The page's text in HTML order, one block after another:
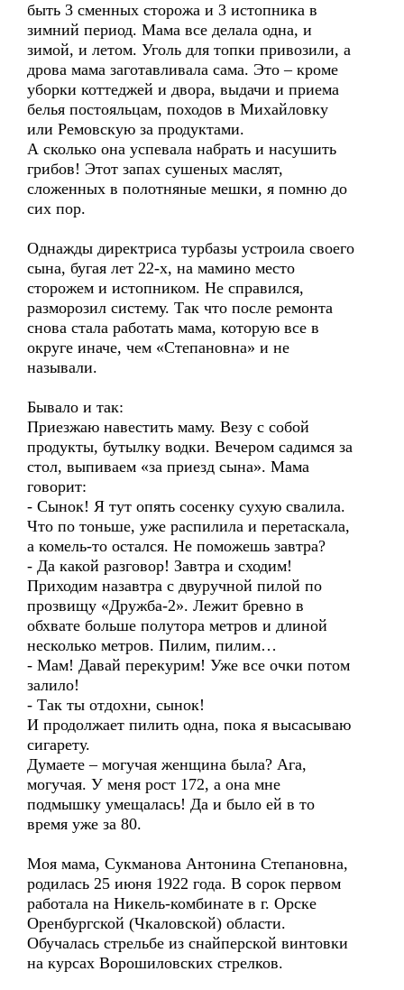
быть 3 сменных сторожа и 3 истопника в
зимний период. Мама все делала одна, и
зимой, и летом. Уголь для топки привозили, а
дрова мама заготавливала сама. Это – кроме
уборки коттеджей и двора, выдачи и приема
белья постояльцам, походов в Михайловку
или Ремовскую за продуктами.
А сколько она успевала набрать и насушить
грибов! Этот запах сушеных маслят,
сложенных в полотняные мешки, я помню до
сих пор.
Однажды директриса турбазы устроила своего
сына, бугая лет 22-х, на мамино место
сторожем и истопником. Не справился,
разморозил систему. Так что после ремонта
снова стала работать мама, которую все в
округе иначе, чем «Степановна» и не
называли.
Бывало и так:
Приезжаю навестить маму. Везу с собой
продукты, бутылку водки. Вечером садимся за
стол, выпиваем «за приезд сына». Мама
говорит:
- Сынок! Я тут опять сосенку сухую свалила.
Что по тоньше, уже распилила и перетаскала,
а комель-то остался. Не поможешь завтра?
- Да какой разговор! Завтра и сходим!
Приходим назавтра с двуручной пилой по
прозвищу «Дружба-2». Лежит бревно в
обхвате больше полутора метров и длиной
несколько метров. Пилим, пилим…
- Мам! Давай перекурим! Уже все очки потом
залило!
- Так ты отдохни, сынок!
И продолжает пилить одна, пока я высасываю
сигарету.
Думаете – могучая женщина была? Ага,
могучая. У меня рост 172, а она мне
подмышку умещалась! Да и было ей в то
время уже за 80.
Моя мама, Сукманова Антонина Степановна,
родилась 25 июня 1922 года. В сорок первом
работала на Никель-комбинате в г. Орске
Оренбургской (Чкаловской) области.
Обучалась стрельбе из снайперской винтовки
на курсах Ворошиловских стрелков.